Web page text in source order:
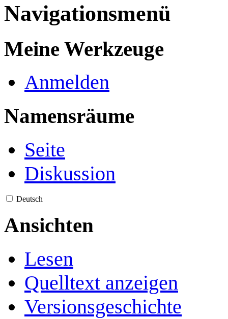
Navigationsmenü
Meine Werkzeuge
Anmelden
Namensräume
Seite
Diskussion
Deutsch
Ansichten
Lesen
Quelltext anzeigen
Versionsgeschichte